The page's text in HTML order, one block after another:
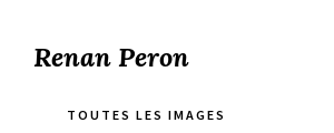
Renan Peron
TOUTES LES IMAGES